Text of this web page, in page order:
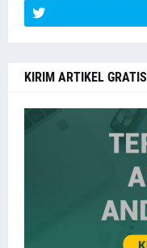
KIRIM ARTIKEL GRATIS